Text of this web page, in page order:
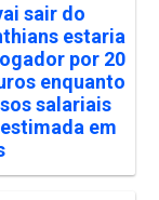
sair do
estaria
por 20
enquanto
salariais
em